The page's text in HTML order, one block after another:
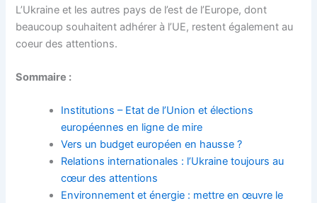
L’Ukraine et les autres pays de l’est de l’Europe, dont
beaucoup souhaitent adhérer à l’UE, restent également au
coeur des attentions.
Sommaire :
Institutions – Etat de l’Union et élections
européennes en ligne de mire
Vers un budget européen en hausse ?
Relations internationales : l’Ukraine toujours au
cœur des attentions
Environnement et énergie : mettre en œuvre le